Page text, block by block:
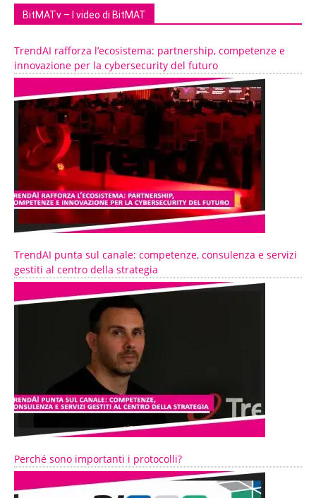
BitMATv – I video di BitMAT
TrendAI rafforza l’ecosistema: partnership, competenze e
innovazione per la cybersecurity del futuro
TrendAI punta sul canale: competenze, consulenza e servizi
gestiti al centro della strategia
Perché sono importanti i protocolli?